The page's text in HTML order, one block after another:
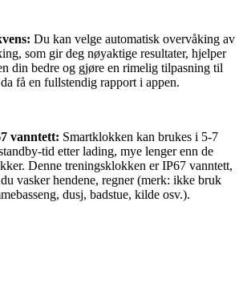
Du kan velge automatisk overvåking av
som gir deg nøyaktige resultater, hjelper
din bedre og gjøre en rimelig tilpasning til
få en fullstendig rapport i appen.
vanntett: Smartklokken kan brukes i 5-7
tid etter lading, mye lenger enn de
Denne treningsklokken er IP67 vanntett,
vasker hendene, regner (merk: ikke bruk
dusj, badstue, kilde osv.).